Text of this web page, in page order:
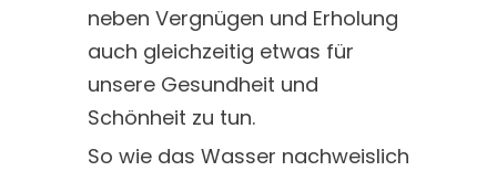
neben Vergnügen und Erholung
auch gleichzeitig etwas für
unsere Gesundheit und
Schönheit zu tun.
So wie das Wasser nachweislich